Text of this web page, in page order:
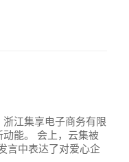
江集享电子商务有限
能。 会上，云集被
言中表达了对爱心企